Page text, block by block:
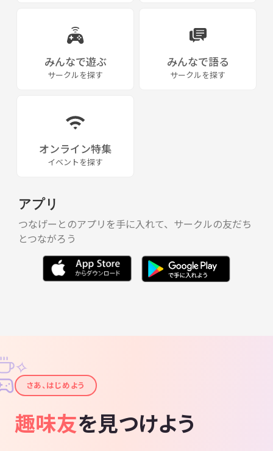
みんなで遊ぶ
サークルを探す
みんなで語る
サークルを探す
オンライン特集
イベントを探す
アプリ
つなげーとのアプリを手に入れて、サークルの友だち
とつながろう
✦
✧
さあ、はじめよう
趣味友を見つけよう